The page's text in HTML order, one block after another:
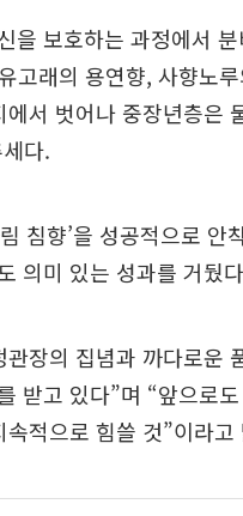
을 보호하는 과정에서
고래의 용연향, 사향노
서 벗어나 중장년층은
다.
침향’을 성공적으로 안
의미 있는 성과를 거뒀
장의 집념과 까다로운
받고 있다”며 “앞으로
적으로 힘쓸 것”이라고